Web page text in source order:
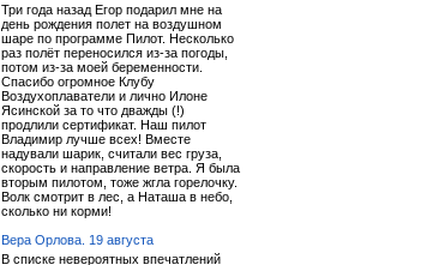
Три года назад Егор подарил мне на
день рождения полет на воздушном
шаре по программе Пилот. Несколько
раз полёт переносился из-за погоды,
потом из-за моей беременности.
Спасибо огромное Клубу
Воздухоплаватели и лично Илоне
Ясинской за то что дважды (!)
продлили сертификат. Наш пилот
Владимир лучше всех! Вместе
надували шарик, считали вес груза,
скорость и направление ветра. Я была
вторым пилотом, тоже жгла горелочку.
Волк смотрит в лес, а Наташа в небо,
сколько ни корми!
Вера Орлова. 19 августа
В списке невероятных впечатлений